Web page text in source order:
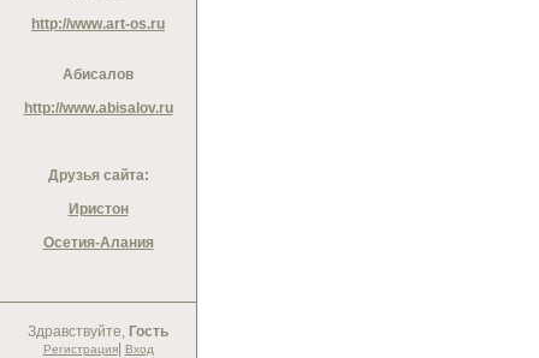
http://www.art-os.ru
Абисалов
http://www.abisalov.ru
Друзья сайта:
Иристон
Осетия-Алания
Здравствуйте, Гость
Регистрация| Вход